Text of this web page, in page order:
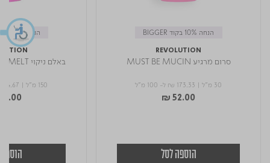
הנחה 10% בקוד BIGGER
REVOLUTION
סרום מרגיע MUST BE MUCIN
30 מ"ל |
₪ 173.33 ל- 100 מ"ל
₪ 52.00
הוספה לסל
הנחה 10% בקוד BIGGER
באלם ניקוי MAGIC MAKEUP MELT
150 מ"ל |